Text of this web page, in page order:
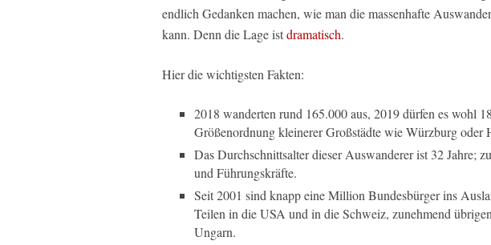
endlich Gedanken machen, wie man die massenhafte
kann. Denn die Lage istdramatisch.
Hier die wichtigsten Fakten:
2018 wanderten rund 165.000 aus, 2019 dürfen es wohl
Größenordnung kleinerer Großstädte wie Würzburg oder
Das Durchschnittsalter dieser Auswanderer ist 32 Jahre;
und Führungskräfte.
Seit 2001 sind knapp eine Million Bundesbürger ins
Teilen in die USA und in die Schweiz, zunehmend
Ungarn.